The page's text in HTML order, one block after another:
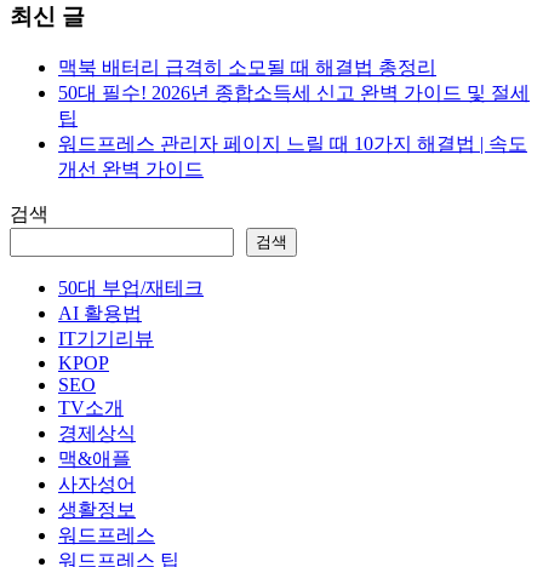
최신 글
맥북 배터리 급격히 소모될 때 해결법 총정리
50대 필수! 2026년 종합소득세 신고 완벽 가이드 및 절세
팁
워드프레스 관리자 페이지 느릴 때 10가지 해결법 | 속도
개선 완벽 가이드
검색
검색
50대 부업/재테크
AI 활용법
IT기기리뷰
KPOP
SEO
TV소개
경제상식
맥&애플
사자성어
생활정보
워드프레스
워드프레스 팁